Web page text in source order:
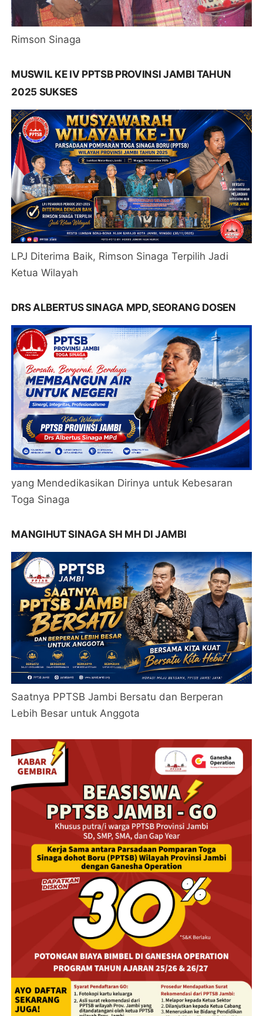
Rimson Sinaga
MUSWIL KE IV PPTSB PROVINSI JAMBI TAHUN
2025 SUKSES
LPJ Diterima Baik, Rimson Sinaga Terpilih Jadi
Ketua Wilayah
DRS ALBERTUS SINAGA MPD, SEORANG DOSEN
yang Mendedikasikan Dirinya untuk Kebesaran
Toga Sinaga
MANGIHUT SINAGA SH MH DI JAMBI
Saatnya PPTSB Jambi Bersatu dan Berperan
Lebih Besar untuk Anggota